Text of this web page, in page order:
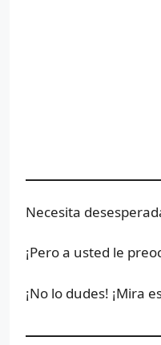
Necesita
¡Pero a usted le
¡No lo dudes! ¡Mira